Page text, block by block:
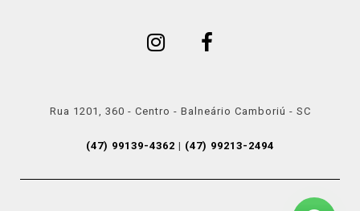
Rua 1201, 360 - Centro - Balneário Camboriú - SC
(47) 99139-4362 | (47) 99213-2494